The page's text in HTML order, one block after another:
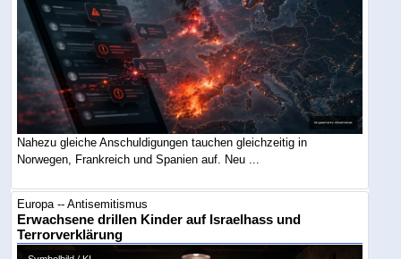
Nahezu gleiche Anschuldigungen tauchen gleichzeitig in
Norwegen, Frankreich und Spanien auf. Neu ...
Europa -- Antisemitismus
Erwachsene drillen Kinder auf Israelhass und
Terrorverklärung